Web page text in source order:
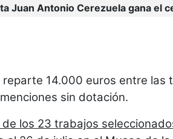
Juan Antonio Cerezuela gana
reparte 14.000 euros entre las
sin dotación.
los 23 trabajos